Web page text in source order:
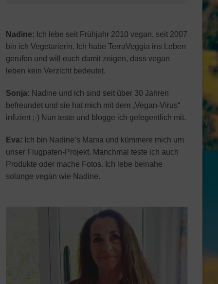
Nadine: Ich lebe seit Frühjahr 2010 vegan, seit 2007
bin ich Vegetarierin. Ich habe TerraVeggia ins Leben
gerufen und will euch damit zeigen, dass vegan
leben kein Verzicht bedeutet.
Sonja: Nadine und ich sind seit über 30 Jahren
befreundet und sie hat mich mit dem „Vegan-Virus“
infiziert ;-) Nun teste und blogge ich gelegentlich mit.
Eva: Ich bin Nadine’s Mama und kümmere mich um
unser Flugpaten-Projekt. Manchmal teste ich auch
Produkte oder mache Fotos. Ich lebe beinahe
solange vegan wie Nadine.